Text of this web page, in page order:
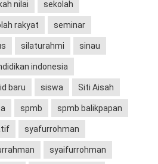
nilai sekolah
rakyat seminar
silaturahmi sinau
indonesia
baru siswa Siti Aisah
spmb spmb balikpapan
syafurrohman
syaifurrohman